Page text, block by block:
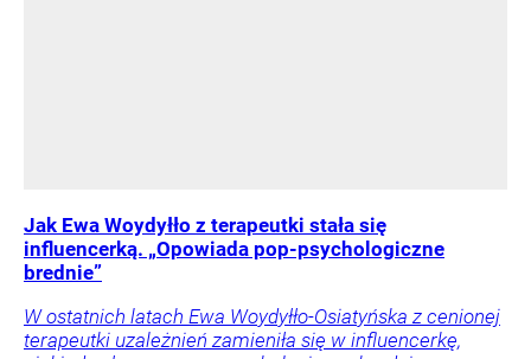
Jak Ewa Woydyłło z terapeutki stała się
influencerką. „Opowiada pop-psychologiczne
brednie”
W ostatnich latach Ewa Woydyłło-Osiatyńska z cenionej
terapeutki uzależnień zamieniła się w influencerkę,